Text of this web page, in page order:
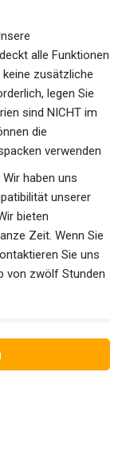
alle Funktionen
keine zusätzliche
legen Sie
sind NICHT im
die
verwenden
haben uns
unserer
bieten
Zeit. Wenn Sie
Sie uns
von zwölf Stunden